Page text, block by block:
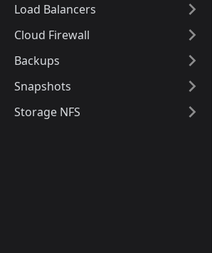
Load Balancers
Cloud Firewall
Backups
Snapshots
Storage NFS